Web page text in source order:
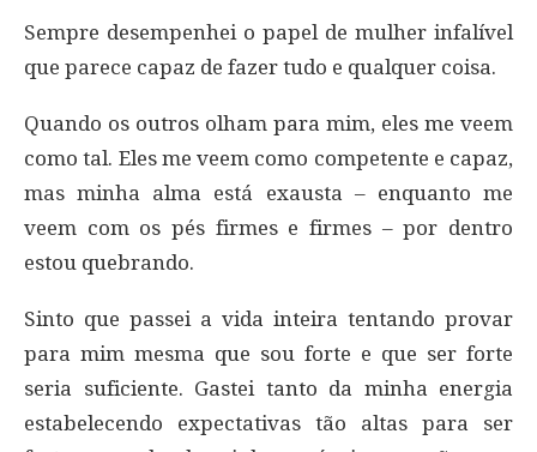
Sempre desempenhei o papel de mulher infalível
que parece capaz de fazer tudo e qualquer coisa.
Quando os outros olham para mim, eles me veem
como tal. Eles me veem como competente e capaz,
mas minha alma está exausta – enquanto me
veem com os pés firmes e firmes – por dentro
estou quebrando.
Sinto que passei a vida inteira tentando provar
para mim mesma que sou forte e que ser forte
seria suficiente. Gastei tanto da minha energia
estabelecendo expectativas tão altas para ser